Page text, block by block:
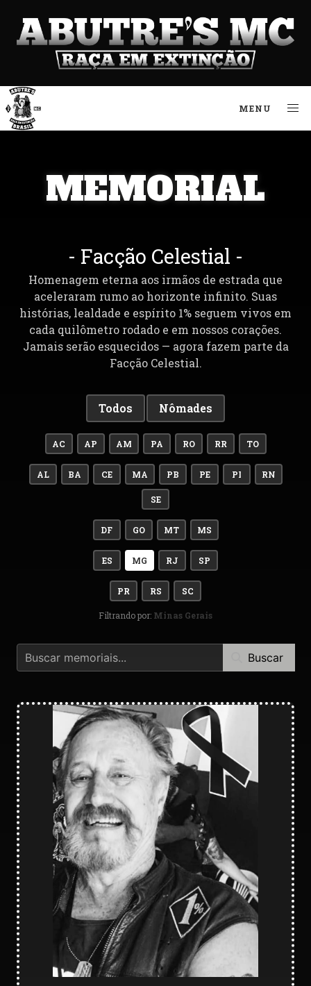
MENU
MEMORIAL
- Facção Celestial -
Homenagem eterna aos irmãos de estrada que
aceleraram rumo ao horizonte infinito. Suas
histórias, lealdade e espírito 1% seguem vivos em
cada quilômetro rodado e em nossos corações.
Jamais serão esquecidos — agora fazem parte da
Facção Celestial.
Todos Nômades
AC AP AM PA RO RR TO
AL BA CE MA PB PE PI RN
SE
DF GO MT MS
ES MG RJ SP
PR RS SC
Filtrando por: Minas Gerais
Buscar